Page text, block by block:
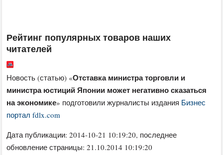
Рейтинг популярных товаров наших
читателей
Новость (статью) «Отставка министра торговли и
министра юстиций Японии может негативно сказаться
на экономике» подготовили журналисты издания Бизнес
портал fdlx.com
Дата публикации:2014-10-21 10:19:20, последнее
обновление страницы: 21.10.2014 10:19:20